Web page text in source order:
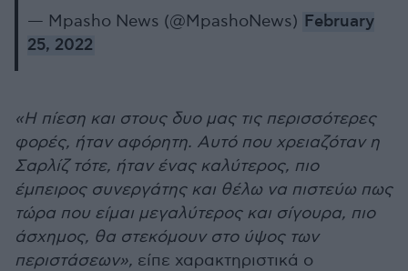
— Mpasho News (@MpashoNews) February
25, 2022
«Η πίεση και στους δυο μας τις περισσότερες
φορές, ήταν αφόρητη. Αυτό που χρειαζόταν η
Σαρλίζ τότε, ήταν ένας καλύτερος, πιο
έμπειρος συνεργάτης και θέλω να πιστεύω πως
τώρα που είμαι μεγαλύτερος και σίγουρα, πιο
άσχημος, θα στεκόμουν στο ύψος των
περιστάσεων», είπε χαρακτηριστικά ο